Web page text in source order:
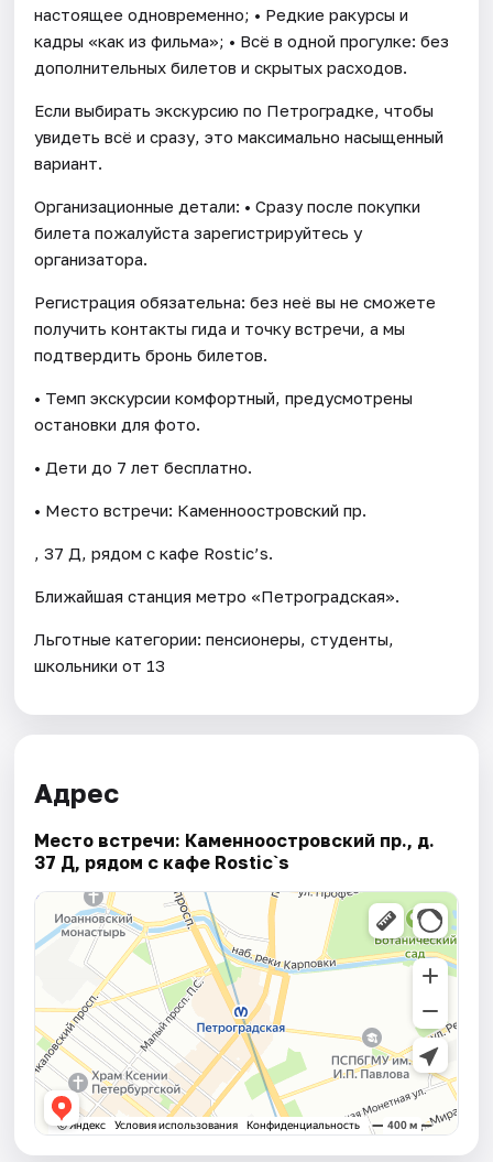
настоящее одновременно; • Редкие ракурсы и
кадры «как из фильма»; • Всё в одной прогулке: без
дополнительных билетов и скрытых расходов.
Если выбирать экскурсию по Петроградке, чтобы
увидеть всё и сразу, это максимально насыщенный
вариант.
Организационные детали: • Сразу после покупки
билета пожалуйста зарегистрируйтесь у
организатора.
Регистрация обязательна: без неё вы не сможете
получить контакты гида и точку встречи, а мы
подтвердить бронь билетов.
• Темп экскурсии комфортный, предусмотрены
остановки для фото.
• Дети до 7 лет бесплатно.
• Место встречи: Каменноостровский пр.
, 37 Д, рядом с кафе Rostic’s.
Ближайшая станция метро «Петроградская».
Льготные категории: пенсионеры, студенты,
школьники от 13
Адрес
Место встречи: Каменноостровский пр., д.
37 Д, рядом с кафе Rostic`s